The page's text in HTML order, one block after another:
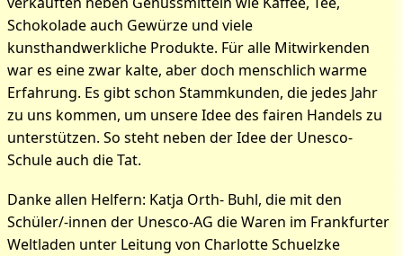
Schokolade auch Gewürze und viele
kunsthandwerkliche Produkte. Für alle Mitwirkenden
war es eine zwar kalte, aber doch menschlich warme
Erfahrung. Es gibt schon Stammkunden, die jedes Jahr
zu uns kommen, um unsere Idee des fairen Handels zu
unterstützen. So steht neben der Idee der Unesco-
Schule auch die Tat.
Danke allen Helfern: Katja Orth- Buhl, die mit den
Schüler/-innen der Unesco-AG die Waren im Frankfurter
Weltladen unter Leitung von Charlotte Schuelzke